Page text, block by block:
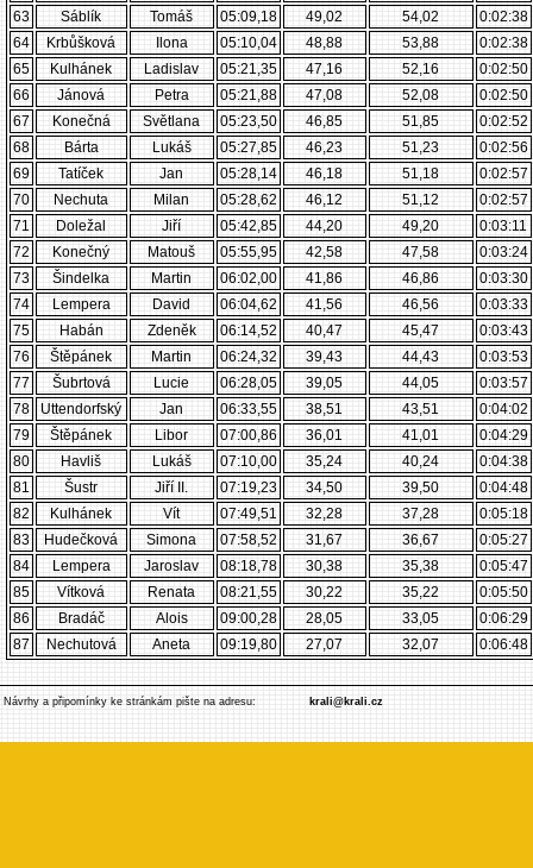
63
Sáblík Tomáš 05:09,18 49,02 54,02
0:02:38
64
Krbůšková Ilona 05:10,04 48,88 53,88
0:02:38
65
Kulhánek Ladislav 05:21,35 47,16 52,16
0:02:50
66
Jánová Petra 05:21,88 47,08 52,08
0:02:50
67
Konečná Světlana 05:23,50 46,85 51,85
0:02:52
68
Bárta Lukáš 05:27,85 46,23 51,23
0:02:56
69
Tatíček Jan 05:28,14 46,18 51,18
0:02:57
70
Nechuta Milan 05:28,62 46,12 51,12
0:02:57
71
Doležal Jiří 05:42,85 44,20 49,20
0:03:11
72
Konečný Matouš 05:55,95 42,58 47,58
0:03:24
73
Šindelka Martin 06:02,00 41,86 46,86
0:03:30
74
Lempera David 06:04,62 41,56 46,56
0:03:33
75
Habán Zdeněk 06:14,52 40,47 45,47
0:03:43
76
Štěpánek Martin 06:24,32 39,43 44,43
0:03:53
77
Šubrtová Lucie 06:28,05 39,05 44,05
0:03:57
78
Uttendorfský Jan 06:33,55 38,51 43,51
0:04:02
79
Štěpánek Libor 07:00,86 36,01 41,01
0:04:29
80
Havliš Lukáš 07:10,00 35,24 40,24
0:04:38
81
Šustr Jiří II. 07:19,23 34,50 39,50
0:04:48
82
Kulhánek Vít 07:49,51 32,28 37,28
0:05:18
83
Hudečková Simona 07:58,52 31,67 36,67
0:05:27
84
Lempera Jaroslav 08:18,78 30,38 35,38
0:05:47
85
Vítková Renata 08:21,55 30,22 35,22
0:05:50
86
Bradáč Alois 09:00,28 28,05 33,05
0:06:29
87
Nechutová Aneta 09:19,80 27,07 32,07 0:06:48
Návrhy a připomínky ke stránkám pište na adresu: krali@krali.cz